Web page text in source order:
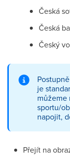
Česká
Česká
Český
je
můžeme
sportu/
napojit,
Přejít na